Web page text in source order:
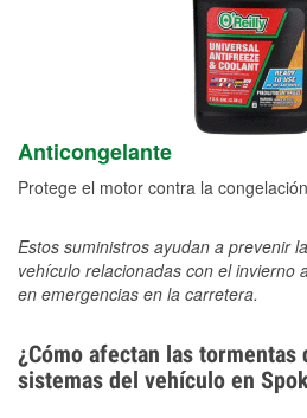
Anticongelante
Protege el motor contra la
Estos suministros ayudan a prevenir
vehículo relacionadas con el invierno
en emergencias en la carretera.
¿Cómo afectan las tormentas
sistemas del vehículo en